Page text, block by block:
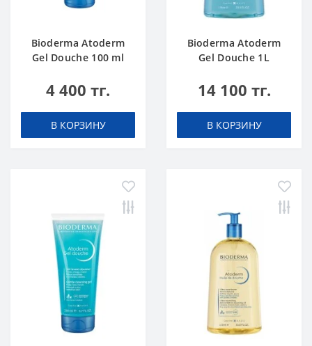
Bioderma Atoderm
Gel Douche 100 ml
4 400 тг.
В КОРЗИНУ
Bioderma Atoderm
Gel Douche 1L
14 100 тг.
В КОРЗИНУ